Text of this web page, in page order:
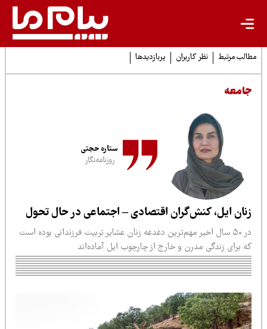
مرتبط نظر کاربران پربازدیدها
ستاره حجتی
روزنامه‌نگار
ایل، کنش‌گران اقتصادی – اجتماعی در حال تحول
در ۵۰ سال اخیر مهم‌ترین دغدغه‌ زنان عشایر تربیت فرزندانی بوده است
برای زندگی مدرن و خارج از چارچوب ایل آماده‌اند